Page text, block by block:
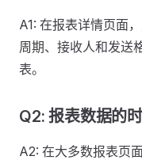
A1: 在报表详情页面
周期、接收人和发送
表。
Q2: 报表数据的
A2: 在大多数报表页